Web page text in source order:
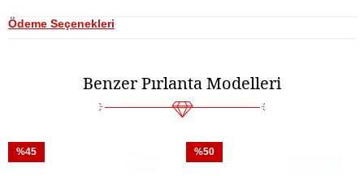
Ödeme Seçenekleri
Benzer Pırlanta Modelleri
%45 %50